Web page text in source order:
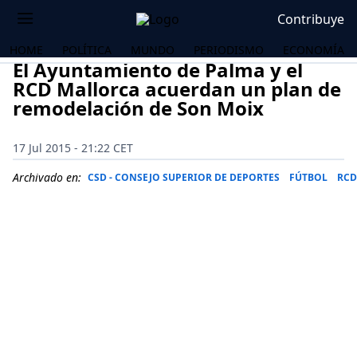
Contribuye
HOME POLÍTICA MUNDO PERIODISMO ECONOMÍA
El Ayuntamiento de Palma y el
RCD Mallorca acuerdan un plan de
remodelación de Son Moix
17 Jul 2015 - 21:22 CET
Archivado en: CSD - CONSEJO SUPERIOR DE DEPORTES FÚTBOL